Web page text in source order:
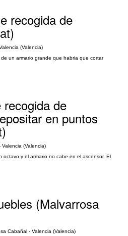
recogida de
(Valencia)
un armario grande que habria que cortar
recogida de
en puntos
(Valencia)
octavo y el armario no cabe en el ascensor. El
(Malvarrosa
Cabañal - Valencia (Valencia)